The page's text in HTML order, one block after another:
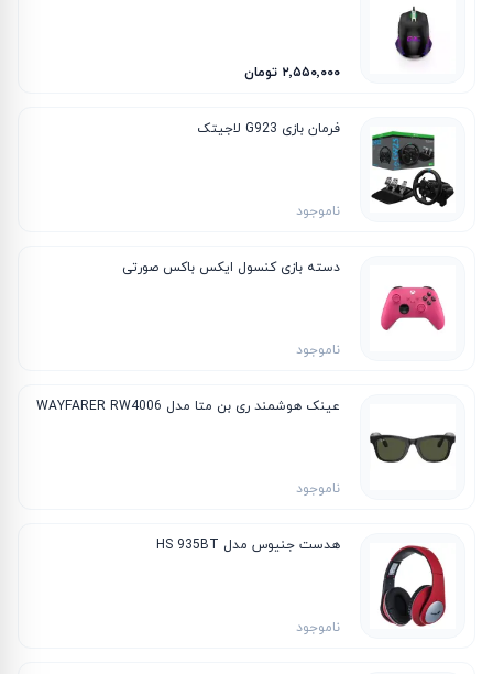
۲٬۵۵۰٬۰۰۰ تومان
فرمان بازی G923 لاجیتک
ناموجود
دسته بازی کنسول ایکس باکس صورتی
ناموجود
عینک هوشمند ری بن متا مدل WAYFARER RW4006
ناموجود
هدست جنیوس مدل HS 935BT
ناموجود